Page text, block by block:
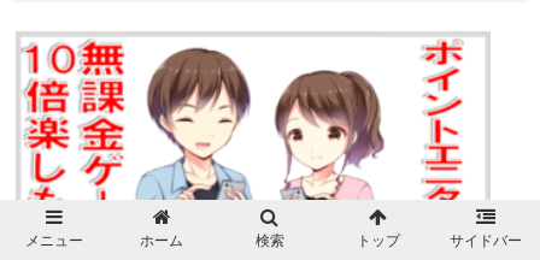
メニュー ホーム 検索 トップ サイドバー